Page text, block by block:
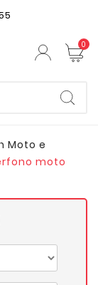
0
Moto e
moto